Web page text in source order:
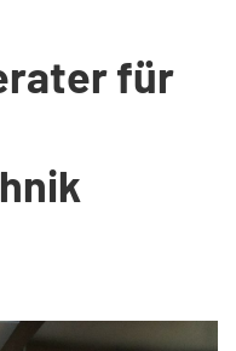
für